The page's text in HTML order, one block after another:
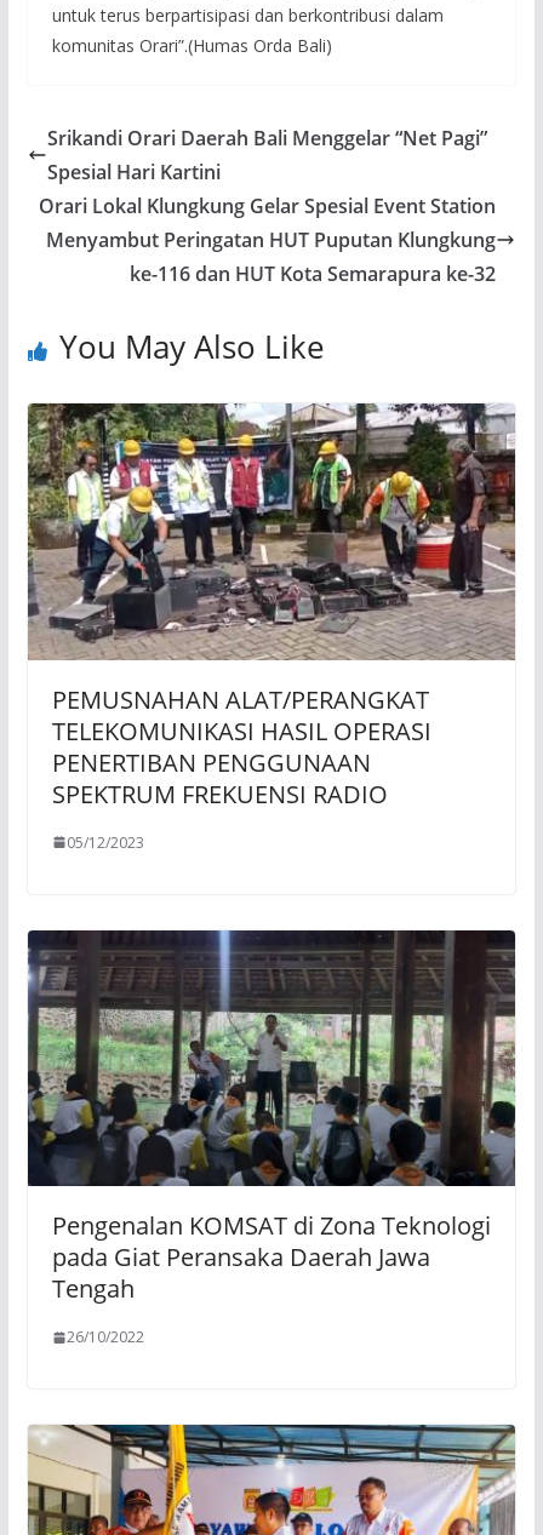
untuk terus berpartisipasi dan berkontribusi dalam
komunitas Orari”.(Humas Orda Bali)
Srikandi Orari Daerah Bali Menggelar “Net Pagi”
Spesial Hari Kartini
Orari Lokal Klungkung Gelar Spesial Event Station
Menyambut Peringatan HUT Puputan Klungkung
ke-116 dan HUT Kota Semarapura ke-32
You May Also Like
PEMUSNAHAN ALAT/PERANGKAT
TELEKOMUNIKASI HASIL OPERASI
PENERTIBAN PENGGUNAAN
SPEKTRUM FREKUENSI RADIO
05/12/2023
Pengenalan KOMSAT di Zona Teknologi
pada Giat Peransaka Daerah Jawa
Tengah
26/10/2022